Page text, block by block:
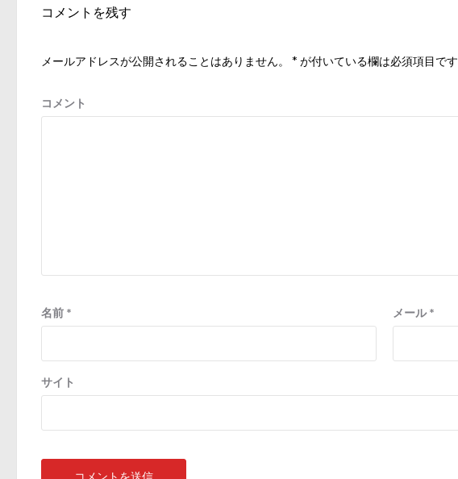
ゲ
シ
ン
コメントを残す
メールアドレスが公開されることはありません。 * が付いている欄は必須項目です
コメント
名前 * メール*
サイト